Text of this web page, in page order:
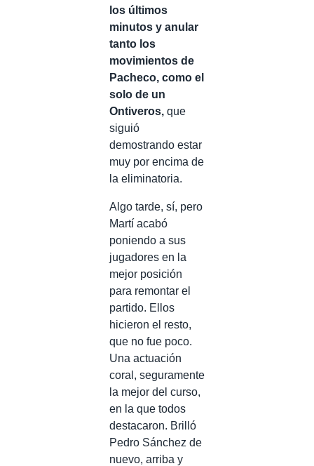
los últimos
minutos y anular
tanto los
movimientos de
Pacheco, como el
solo de un
Ontiveros, que
siguió
demostrando estar
muy por encima de
la eliminatoria.
Algo tarde, sí, pero
Martí acabó
poniendo a sus
jugadores en la
mejor posición
para remontar el
partido. Ellos
hicieron el resto,
que no fue poco.
Una actuación
coral, seguramente
la mejor del curso,
en la que todos
destacaron. Brilló
Pedro Sánchez de
nuevo, arriba y